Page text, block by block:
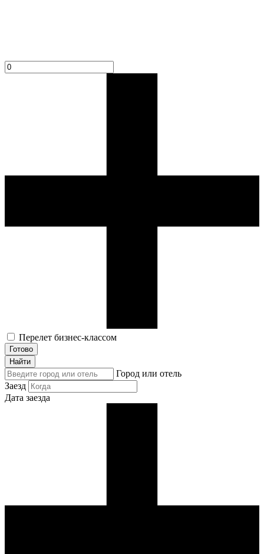
Перелет бизнес-классом
Готово
Найти
Город или отель
Заезд
Дата заезда